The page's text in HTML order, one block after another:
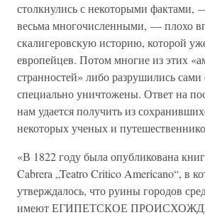
столкнулись с некоторыми фактами,
весьма многочисленными, — плохо
скалигеровскую историю, которой
европейцев. Потом многие из этих
странностей» либо разрушились
специально уничтожены. Ответ на
нам удается получить из
некоторых ученых и
«В 1822 году была опубликована
Cabrera „Teatro Critico Americano“, в
утверждалось, что руины городов
имеют ЕГИПЕТСКОЕ